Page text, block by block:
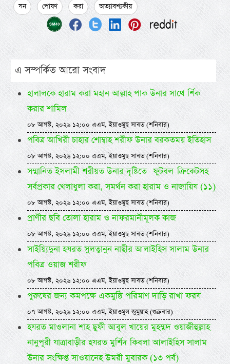
যন পোষণ করা অত্যাবশ্যকীয়
এ সম্পর্কিত আরো সংবাদ
হালালকে হারাম করা মহান আল্লাহ পাক উনার সাথে র্শিক
করার শামিল
০৮ আগস্ট, ২০২৬ ১২:০০ এএম, ইয়াওমুছ সাবত (শনিবার)
পবিত্র আখিরী চাহার শোম্বাহ শরীফ উনার বরকতময় ইতিহাস
০৮ আগস্ট, ২০২৬ ১২:০০ এএম, ইয়াওমুছ সাবত (শনিবার)
সম্মানিত ইসলামী শরীয়ত উনার দৃষ্টিতে- ফুটবল-ক্রিকেটসহ
সর্বপ্রকার খেলাধুলা করা, সমর্থন করা হারাম ও নাজায়িয (১১)
০৮ আগস্ট, ২০২৬ ১২:০০ এএম, ইয়াওমুছ সাবত (শনিবার)
প্রাণীর ছবি তোলা হারাম ও নাফরমানীমূলক কাজ
০৮ আগস্ট, ২০২৬ ১২:০০ এএম, ইয়াওমুছ সাবত (শনিবার)
সাইয়্যিদুনা হযরত সুলত্বানুন নাছীর আলাইহিস সালাম উনার
পবিত্র ওয়াজ শরীফ
০৮ আগস্ট, ২০২৬ ১২:০০ এএম, ইয়াওমুছ সাবত (শনিবার)
পুরুষের জন্য কমপক্ষে একমুষ্ঠি পরিমাণ দাড়ি রাখা ফরয
০৭ আগস্ট, ২০২৬ ১২:০০ এএম, ইয়াওমুল জুমুয়াহ (শুক্রবার)
হযরত মাওলানা শাহ ছুফী আবুল খায়ের মুহম্মদ ওয়াজীহুল্লাহ
নানুপূরী যাত্রাবাড়ীর হযরত মুর্শিদ কিবলা আলাইহিস সালাম
উনার সংক্ষিপ্ত সাওয়ানেহ উমরী মুবারক (১৩ পর্ব)